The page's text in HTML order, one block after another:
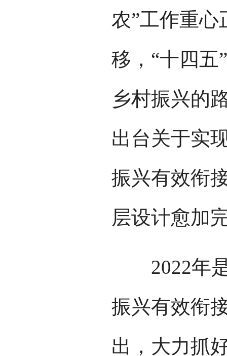
农”工作重
移，“十四五
乡村振兴的
出台关于实
振兴有效衔
层设计愈加
2022年是
振兴有效衔
出，大力抓